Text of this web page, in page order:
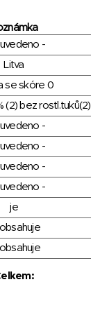
-
Litva
se skóre 0
(2) bez rostl.tuků(2)
-
-
-
-
je